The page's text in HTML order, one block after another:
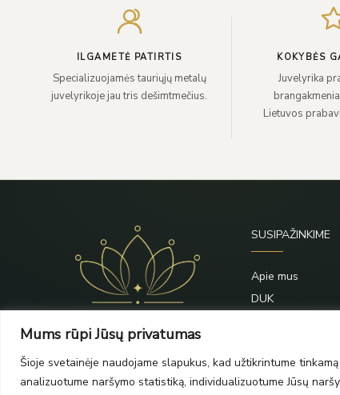
Mums rūpi Jūsų privatumas
Šioje svetainėje naudojame slapukus, kad užtikrintume
analizuotume naršymo statistiką, individualizuotume Jūsų
ILGAMETĖ PATIRTIS
Specializuojamės tauriųjų metalų
juvelyrikoje jau tris dešimtmečius.
KOKYBĖS
Juvelyrika
Lietuvos
SUSIPAŽINKIME
Apie mus
DUK
Kontaktai